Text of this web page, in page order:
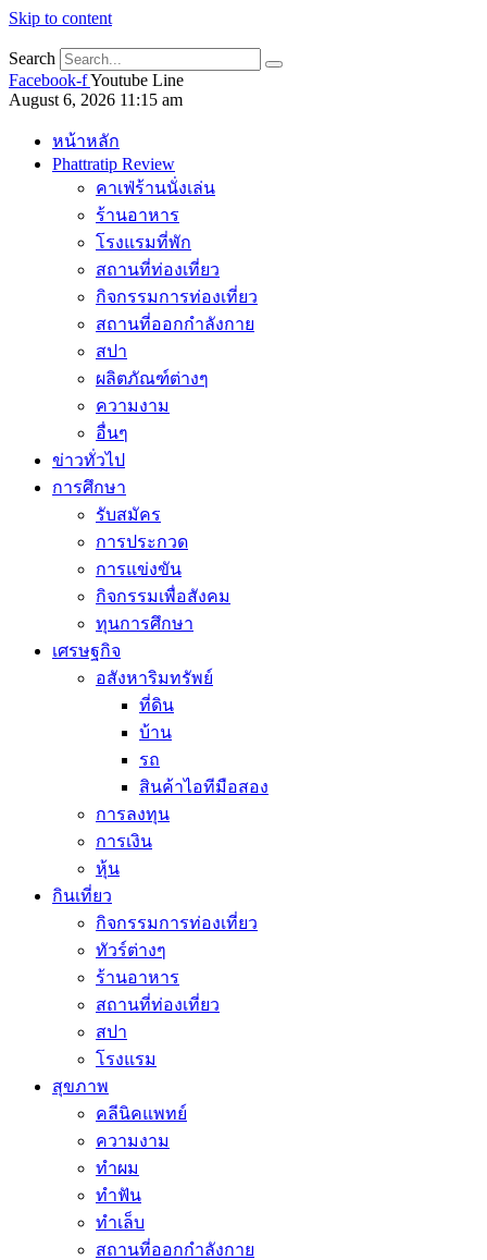
Skip to content
Search
Facebook-fYoutube Line
August 6, 2026 11:15 am
หน้าหลัก
Phattratip Review
คาเฟ่ร้านนั่งเล่น
ร้านอาหาร
โรงแรมที่พัก
สถานที่ท่องเที่ยว
กิจกรรมการท่องเที่ยว
สถานที่ออกกำลังกาย
สปา
ผลิตภัณฑ์ต่างๆ
ความงาม
อื่นๆ
ข่าวทั่วไป
การศึกษา
รับสมัคร
การประกวด
การแข่งขัน
กิจกรรมเพื่อสังคม
ทุนการศึกษา
เศรษฐกิจ
อสังหาริมทรัพย์
ที่ดิน
บ้าน
รถ
สินค้าไอทีมือสอง
การลงทุน
การเงิน
หุ้น
กินเที่ยว
กิจกรรมการท่องเที่ยว
ทัวร์ต่างๆ
ร้านอาหาร
สถานที่ท่องเที่ยว
สปา
โรงแรม
สุขภาพ
คลีนิคแพทย์
ความงาม
ทำผม
ทำฟัน
ทำเล็บ
สถานที่ออกกำลังกาย